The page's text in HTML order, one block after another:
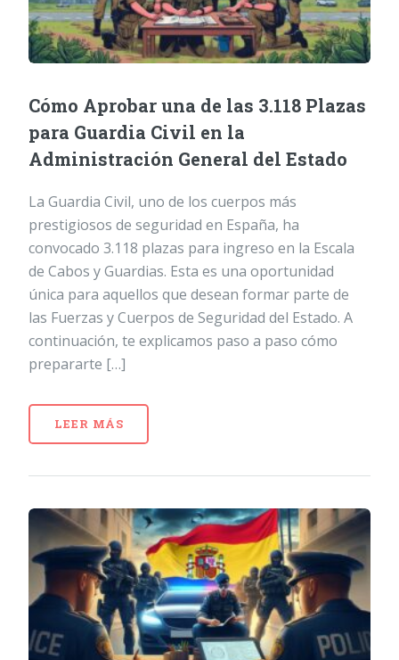
Cómo Aprobar una de las 3.118 Plazas
para Guardia Civil en la
Administración General del Estado
La Guardia Civil, uno de los cuerpos más
prestigiosos de seguridad en España, ha
convocado 3.118 plazas para ingreso en la Escala
de Cabos y Guardias. Esta es una oportunidad
única para aquellos que desean formar parte de
las Fuerzas y Cuerpos de Seguridad del Estado. A
continuación, te explicamos paso a paso cómo
prepararte […]
LEER MÁS